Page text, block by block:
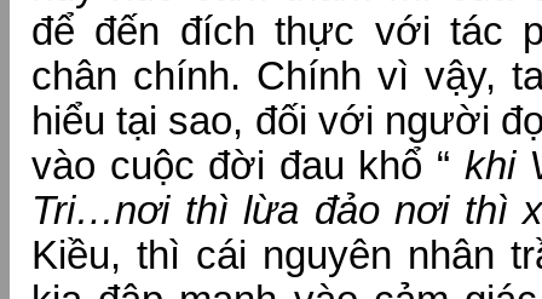
để đến đích thực với tác
chân chính. Chính vì vậy,
hiểu tại sao, đối với người
vào cuộc đời đau khổ “ khi
Tri…nơi thì lừa đảo nơi thì
Kiều, thì cái nguyên nhân